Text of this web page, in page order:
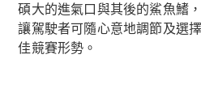
大型豪華轎車
碩大的進氣口與其後的鯊魚鰭
讓駕駛者可隨心意地調節及選
佳競賽形勢。